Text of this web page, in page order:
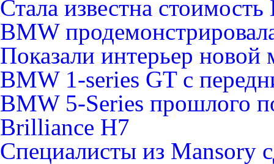
Стала известна
BMW
Показали интерьер
BMW 1-series GT с
BMW 5-Series прошлого
Brilliance H7
Специалисты из Mansory